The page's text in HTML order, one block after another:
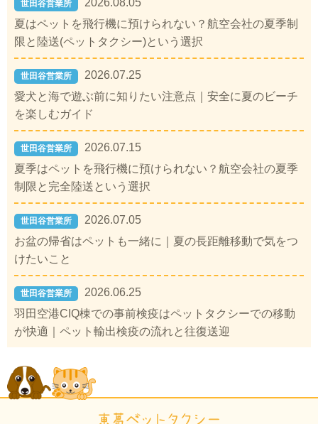
世田谷営業所
2026.08.05
夏はペットを飛行機に預けられない？航空会社の夏季制
限と陸送(ペットタクシー)という選択
世田谷営業所
2026.07.25
愛犬と海で遊ぶ前に知りたい注意点｜安全に夏のビーチ
を楽しむガイド
世田谷営業所
2026.07.15
夏季はペットを飛行機に預けられない？航空会社の夏季
制限と完全陸送という選択
世田谷営業所
2026.07.05
お盆の帰省はペットも一緒に｜夏の長距離移動で気をつ
けたいこと
世田谷営業所
2026.06.25
羽田空港CIQ棟での事前検疫はペットタクシーでの移動
が快適｜ペット輸出検疫の流れと往復送迎